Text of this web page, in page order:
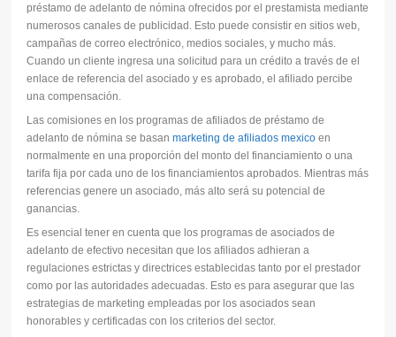
préstamo de adelanto de nómina ofrecidos por el prestamista mediante
numerosos canales de publicidad. Esto puede consistir en sitios web,
campañas de correo electrónico, medios sociales, y mucho más.
Cuando un cliente ingresa una solicitud para un crédito a través de el
enlace de referencia del asociado y es aprobado, el afiliado percibe
una compensación.
Las comisiones en los programas de afiliados de préstamo de
adelanto de nómina se basanmarketing de afiliados mexico en
normalmente en una proporción del monto del financiamiento o una
tarifa fija por cada uno de los financiamientos aprobados. Mientras más
referencias genere un asociado, más alto será su potencial de
ganancias.
Es esencial tener en cuenta que los programas de asociados de
adelanto de efectivo necesitan que los afiliados adhieran a
regulaciones estrictas y directrices establecidas tanto por el prestador
como por las autoridades adecuadas. Esto es para asegurar que las
estrategias de marketing empleadas por los asociados sean
honorables y certificadas con los criterios del sector.